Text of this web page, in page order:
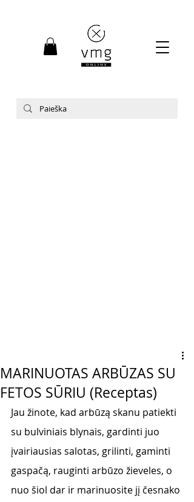
MARINUOTAS ARBŪZAS SU
FETOS SŪRIU (Receptas)
Jau žinote, kad arbūzą skanu patiekti
su bulviniais blynais, gardinti juo
įvairiausias salotas, grilinti, gaminti
gaspačą, rauginti arbūzo žieveles, o
nuo šiol dar ir marinuosite jį česnako